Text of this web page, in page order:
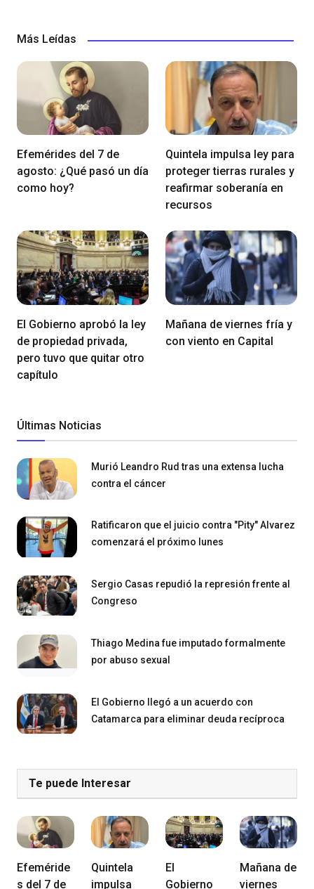
Más Leídas
Efemérides del 7 de
agosto: ¿Qué pasó un día
como hoy?
Quintela impulsa ley para
proteger tierras rurales y
reafirmar soberanía en
recursos
El Gobierno aprobó la ley
de propiedad privada,
pero tuvo que quitar otro
capítulo
Mañana de viernes fría y
con viento en Capital
Últimas Noticias
Murió Leandro Rud tras una extensa lucha
contra el cáncer
Ratificaron que el juicio contra "Pity" Alvarez
comenzará el próximo lunes
Sergio Casas repudió la represión frente al
Congreso
Thiago Medina fue imputado formalmente
por abuso sexual
El Gobierno llegó a un acuerdo con
Catamarca para eliminar deuda recíproca
Te puede Interesar
Efeméride
s del 7 de
Quintela
impulsa
El
Gobierno
Mañana de
viernes